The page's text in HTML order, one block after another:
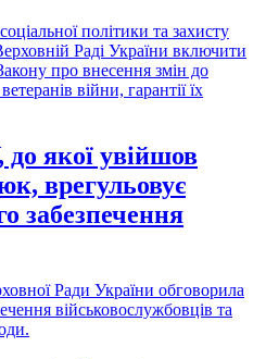
політики та захисту
Раді України включити
про внесення змін до
війни, гарантії їх
якої увійшов
врегульовує
забезпечення
Ради України обговорила
військовослужбовців та